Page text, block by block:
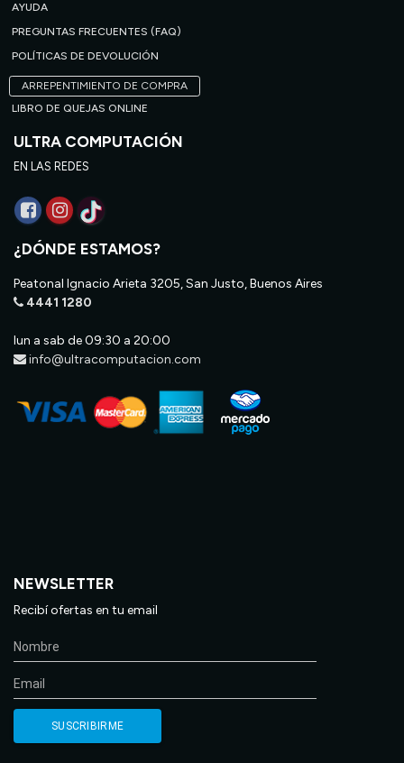
AYUDA
PREGUNTAS FRECUENTES (FAQ)
POLÍTICAS DE DEVOLUCIÓN
ARREPENTIMIENTO DE COMPRA
LIBRO DE QUEJAS ONLINE
ULTRA COMPUTACIÓN
EN LAS REDES
¿DÓNDE ESTAMOS?
Peatonal Ignacio Arieta 3205, San Justo, Buenos Aires
4441 1280
lun a sab de 09:30 a 20:00
info@ultracomputacion.com
NEWSLETTER
Recibí ofertas en tu email